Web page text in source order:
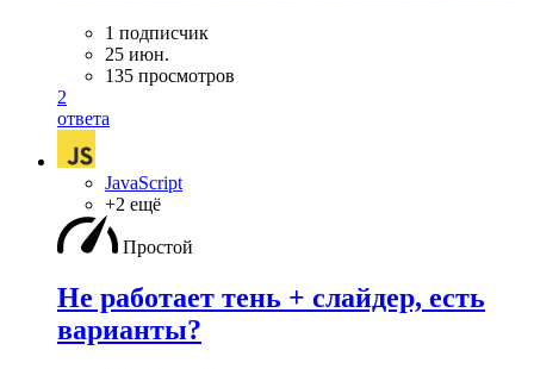
1 подписчик
25 июн.
135 просмотров
2
ответа
JavaScript
+2 ещё
Простой
Не работает тень + слайдер, есть
варианты?